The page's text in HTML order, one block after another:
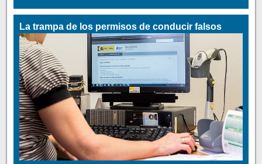
La trampa de los permisos de conducir falsos